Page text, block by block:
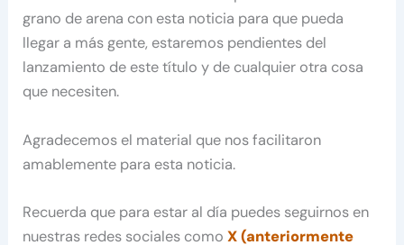
grano de arena con esta noticia para que pueda
llegar a más gente, estaremos pendientes del
lanzamiento de este título y de cualquier otra cosa
que necesiten.
Agradecemos el material que nos facilitaron
amablemente para esta noticia.
Recuerda que para estar al día puedes seguirnos en
nuestras redes sociales comoX (anteriormente